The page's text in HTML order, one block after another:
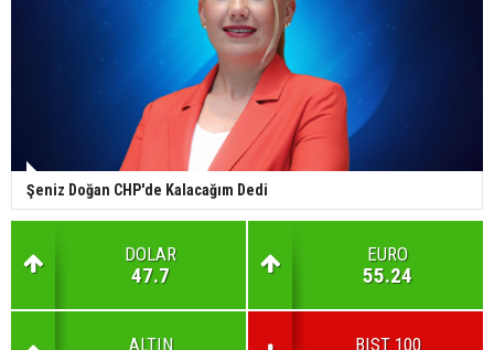
Şeniz Doğan CHP'de Kalacağım Dedi
DOLAR
47.7
EURO
55.24
ALTIN BIST 100